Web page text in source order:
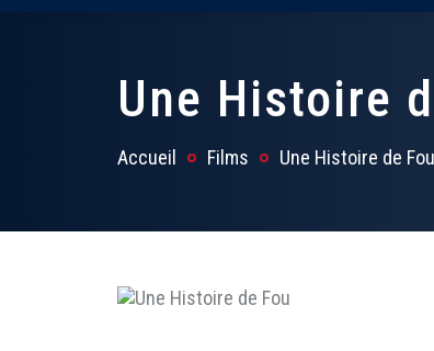
Une Histoire
Accueil Films Une Histoire de Fou